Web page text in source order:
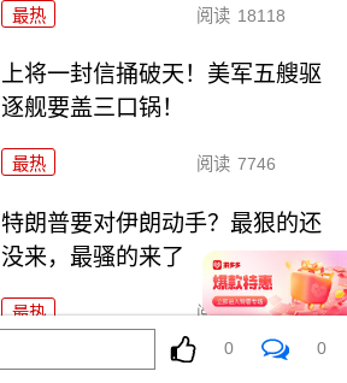
最热 阅读 18118
上将一封信捅破天！美军五艘驱
逐舰要盖三口锅！
最热 阅读 7746
特朗普要对伊朗动手？最狠的还
没来，最骚的来了
最热 阅读 6305
特朗普这狼来了连演十遍，伊
0 0